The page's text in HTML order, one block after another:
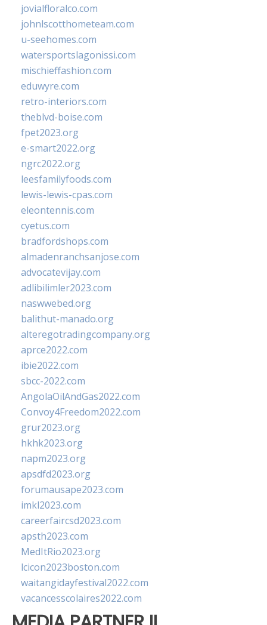
jovialfloralco.com
johnlscotthometeam.com
u-seehomes.com
watersportslagonissi.com
mischieffashion.com
eduwyre.com
retro-interiors.com
theblvd-boise.com
fpet2023.org
e-smart2022.org
ngrc2022.org
leesfamilyfoods.com
lewis-lewis-cpas.com
eleontennis.com
cyetus.com
bradfordshops.com
almadenranchsanjose.com
advocatevijay.com
adlibilimler2023.com
naswwebed.org
balithut-manado.org
alteregotradingcompany.org
aprce2022.com
ibie2022.com
sbcc-2022.com
AngolaOilAndGas2022.com
Convoy4Freedom2022.com
grur2023.org
hkhk2023.org
napm2023.org
apsdfd2023.org
forumausape2023.com
imkl2023.com
careerfaircsd2023.com
apsth2023.com
MedItRio2023.org
lcicon2023boston.com
waitangidayfestival2022.com
vacancesscolaires2022.com